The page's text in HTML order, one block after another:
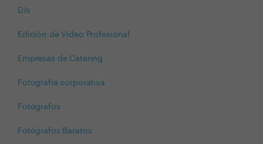
DJs
Edición de Vídeo Profesional
Empresas de Catering
Fotografía corporativa
Fotógrafos
Fotógrafos Baratos